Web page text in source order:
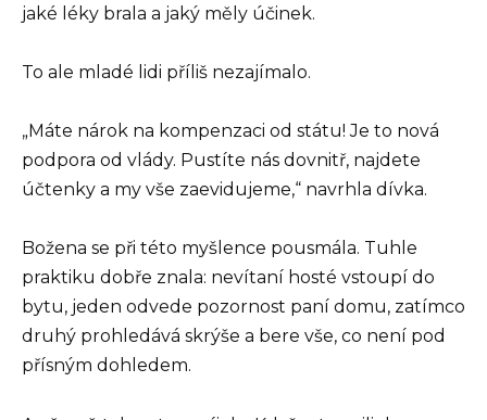
jaké léky brala a jaký měly účinek.
To ale mladé lidi příliš nezajímalo.
„Máte nárok na kompenzaci od státu! Je to nová
podpora od vlády. Pustíte nás dovnitř, najdete
účtenky a my vše zaevidujeme,“ navrhla dívka.
Božena se při této myšlence pousmála. Tuhle
praktiku dobře znala: nevítaní hosté vstoupí do
bytu, jeden odvede pozornost paní domu, zatímco
druhý prohledává skrýše a bere vše, co není pod
přísným dohledem.